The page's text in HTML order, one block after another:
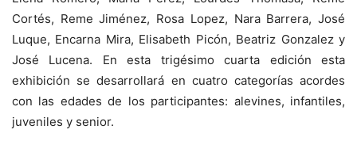
Cortés, Reme Jiménez, Rosa Lopez, Nara Barrera, José
Luque, Encarna Mira, Elisabeth Picón, Beatriz Gonzalez y
José Lucena. En esta trigésimo cuarta edición esta
exhibición se desarrollará en cuatro categorías acordes
con las edades de los participantes: alevines, infantiles,
juveniles y senior.